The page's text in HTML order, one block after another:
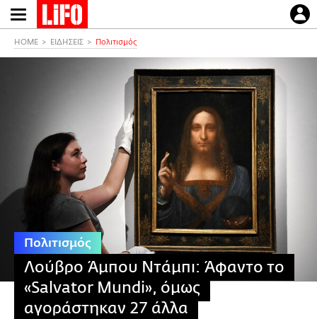
Παράκαμψη
προς
κυρίως
HOME ΕΙΔΗΣΕΙΣ Πολιτισμός
Πολιτισμός
Λούβρο Άμπου Ντάμπι: Άφαντο το
«Salvator Mundi», όμως
αγοράστηκαν 27 άλλα